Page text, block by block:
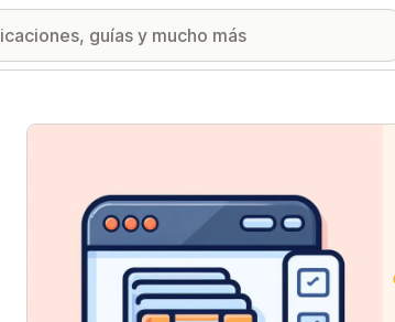
Galería de imágenes destacadas